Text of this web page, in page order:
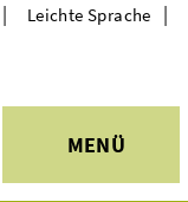
MENÜ
| Leichte Sprache |